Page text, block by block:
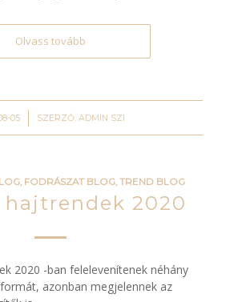
Olvass tovább
05 SZERZŐ:ADMIN SZI
, FODRÁSZAT BLOG, TREND BLOG
hajtrendek 2020
2020 -ban felelevenítenek néhány
azonban megjelennek az